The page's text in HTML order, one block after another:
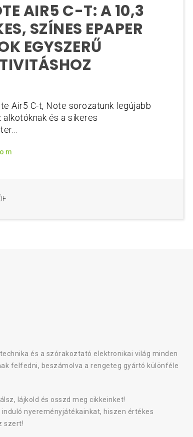
AIR5 C-T: A 10,3
SZÍNES EPAPER
EGYSZERŰ
Air5 C-t, Note sorozatunk legújabb
és a sikeres
és a szórakoztató elektronikai világ minden
felfedni, beszámolva a rengeteg gyártó különféle
lájkold és osszd meg cikkeinket!
nyereményjátékainkat, hiszen értékes
szert!